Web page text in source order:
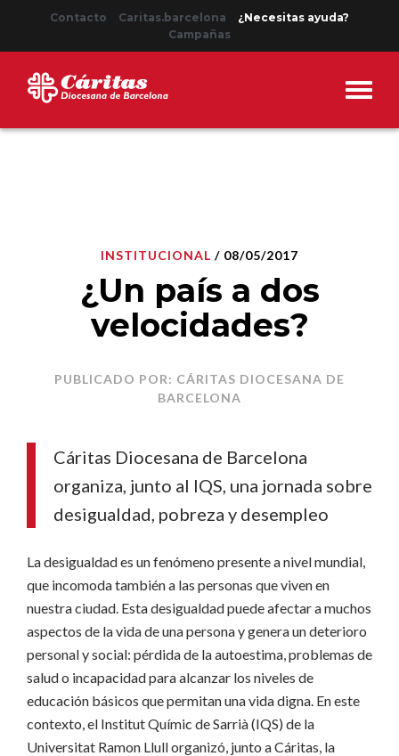
Contacto Caritas.barcelona
¿Necesitas ayuda?
Campañas
INSTITUCIONAL / 08/05/2017
¿Un país a dos
velocidades?
PUBLICADO POR: CÁRITAS DIOCESANA DE
BARCELONA
Cáritas Diocesana de Barcelona
organiza, junto al IQS, una jornada sobre
desigualdad, pobreza y desempleo
La desigualdad es un fenómeno presente a nivel mundial,
que incomoda también a las personas que viven en
nuestra ciudad. Esta desigualdad puede afectar a muchos
aspectos de la vida de una persona y genera un deterioro
personal y social: pérdida de la autoestima, problemas de
salud o incapacidad para alcanzar los niveles de
educación básicos que permitan una vida digna. En este
contexto, el Institut Químic de Sarrià (IQS) de la
Universitat Ramon Llull organizó, junto a Cáritas, la